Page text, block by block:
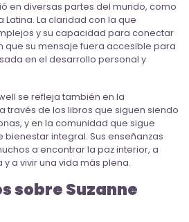
en diversas partes del mundo, como
Latina. La claridad con la que
y su capacidad para conectar
que su mensaje fuera accesible para
en el desarrollo personal y
se refleja también en la
través de los libros que siguen siendo
y en la comunidad que sigue
integral. Sus enseñanzas
a encontrar la paz interior, a
a vivir una vida más plena.
sobre Suzanne